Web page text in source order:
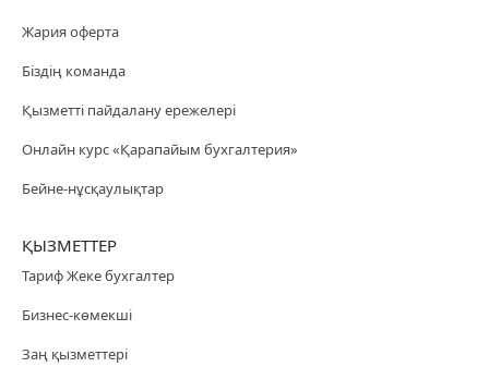
Жария оферта
Біздің команда
Қызметті пайдалану ережелері
Онлайн курс «Қарапайым бухгалтерия»
Бейне-нұсқаулықтар
ҚЫЗМЕТТЕР
Тариф Жеке бухгалтер
Бизнес-көмекші
Заң қызметтері